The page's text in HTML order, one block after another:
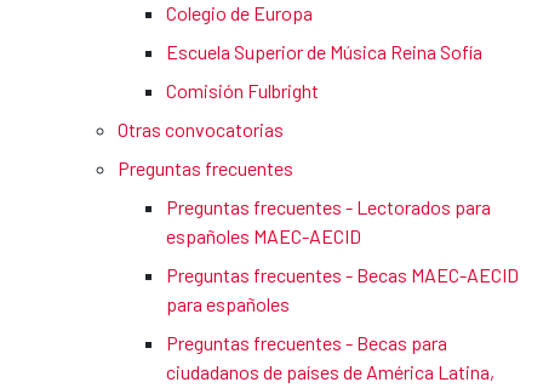
Colegio de Europa
Escuela Superior de Música Reina Sofía
Comisión Fulbright
Otras convocatorias
Preguntas frecuentes
Preguntas frecuentes - Lectorados para
españoles MAEC-AECID
Preguntas frecuentes - Becas MAEC-AECID
para españoles
Preguntas frecuentes - Becas para
ciudadanos de países de América Latina,